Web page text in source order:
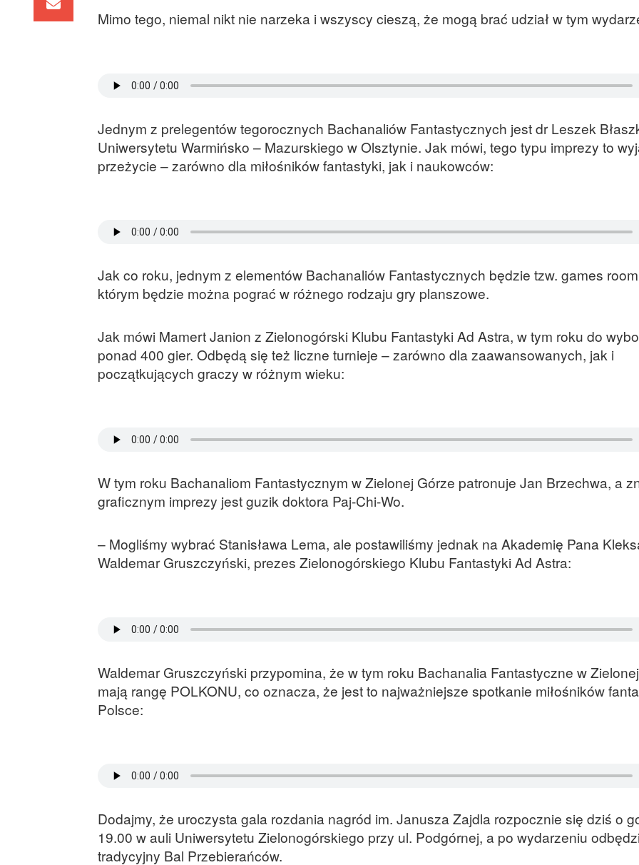
Mimo tego, niemal nikt nie narzeka i wszyscy cieszą, że mogą brać udział w tym
Jednym z prelegentów tegorocznych Bachanaliów Fantastycznych jest dr Leszek
Uniwersytetu Warmińsko – Mazurskiego w Olsztynie. Jak mówi, tego typu imprezy to
przeżycie – zarówno dla miłośników fantastyki, jak i naukowców:
Jak co roku, jednym z elementów Bachanaliów Fantastycznych będzie tzw. games
którym będzie można pograć w różnego rodzaju gry planszowe.
Jak mówi Mamert Janion z Zielonogórski Klubu Fantastyki Ad Astra, w tym roku do
ponad 400 gier. Odbędą się też liczne turnieje – zarówno dla zaawansowanych, jak i
początkujących graczy w różnym wieku:
W tym roku Bachanaliom Fantastycznym w Zielonej Górze patronuje Jan Brzechwa, a
graficznym imprezy jest guzik doktora Paj-Chi-Wo.
– Mogliśmy wybrać Stanisława Lema, ale postawiliśmy jednak na Akademię Pana
Waldemar Gruszczyński, prezes Zielonogórskiego Klubu Fantastyki Ad Astra:
Waldemar Gruszczyński przypomina, że w tym roku Bachanalia Fantastyczne w
mają rangę POLKONU, co oznacza, że jest to najważniejsze spotkanie miłośników
Polsce:
Dodajmy, że uroczysta gala rozdania nagród im. Janusza Zajdla rozpocznie się dziś o
19.00 w auli Uniwersytetu Zielonogórskiego przy ul. Podgórnej, a po wydarzeniu
tradycyjny Bal Przebierańców.